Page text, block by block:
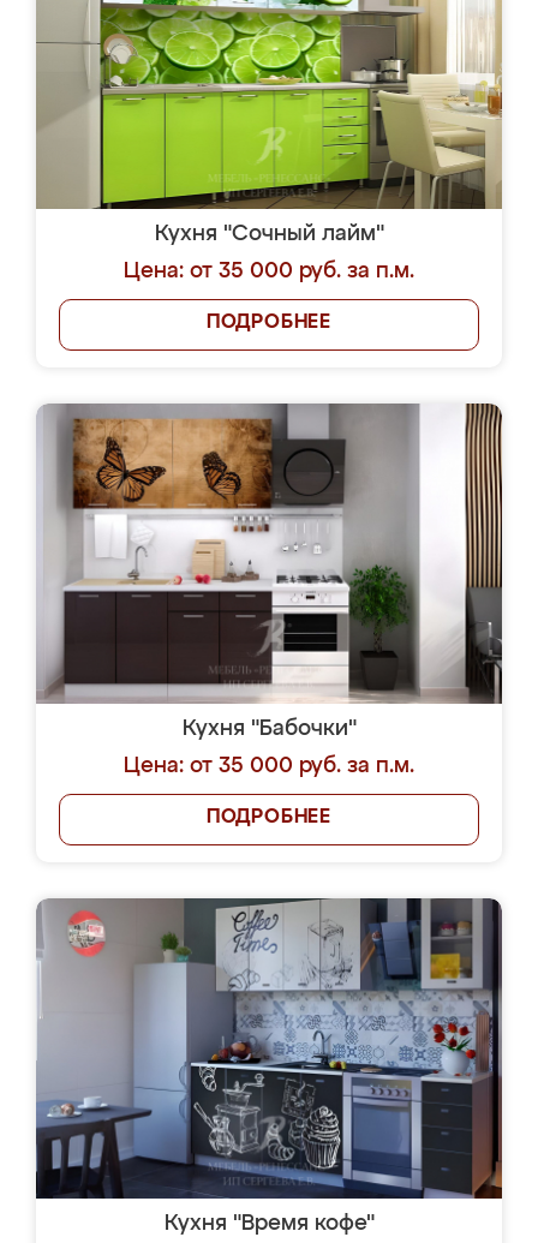
Кухня "Сочный лайм"
Цена: от 35 000 руб. за п.м.
ПОДРОБНЕЕ
Кухня "Бабочки"
Цена: от 35 000 руб. за п.м.
ПОДРОБНЕЕ
Кухня "Время кофе"